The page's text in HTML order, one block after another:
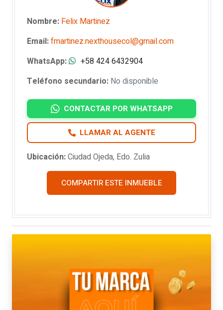
Nombre: Felix Martinez
Email:fmartinez.nexthousecol@gmail.com
WhatsApp:
+58 424 6432904
Teléfono secundario: No disponible
CONTACTAR POR WHATSAPP
LLAMAR AL AGENTE
Ubicación:Ciudad Ojeda, Edo. Zulia
COMPARTIR ESTE INMUEBLE